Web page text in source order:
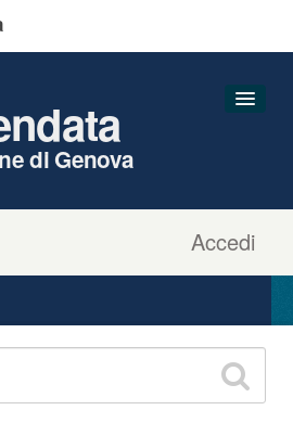
Accedi
di Genova